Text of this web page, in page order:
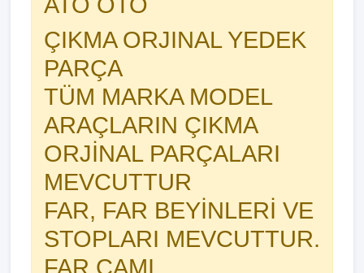
ÇIKMA ORJINAL YEDEK
PARÇA
TÜM MARKA MODEL
ARAÇLARIN ÇIKMA
ORJİNAL PARÇALARI
MEVCUTTUR
FAR, FAR BEYİNLERİ VE
STOPLARI MEVCUTTUR.
FAR CAMI